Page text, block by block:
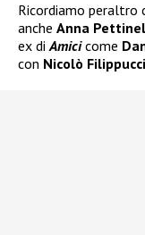
Ricordiamo peraltro
anche Anna
ex diAmicicome
con Nicolò